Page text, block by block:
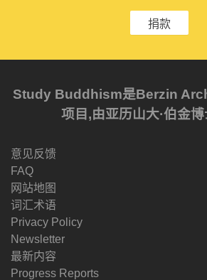
捐款
Study Buddhism是Berzin
项目,由亚历山大·伯金博
意见反馈
FAQ
网站地图
词汇术语
Privacy Policy
Newsletter
最新内容
Progress Reports